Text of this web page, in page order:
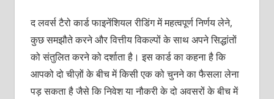
द लवर्स टैरो कार्ड फाइनेंशियल रीडिंग में महत्‍वपूर्ण निर्णय लेने,
कुछ समझौते करने और वित्तीय विकल्‍पों के साथ अपने सिद्धांतों
को संतुलित करने को दर्शाता है। इस कार्ड का कहना है कि
आपको दो चीज़ों के बीच में किसी एक को चुनने का फैसला लेना
पड़ सकता है जैसे कि निवेश या नौकरी के दो अवसरों के बीच में